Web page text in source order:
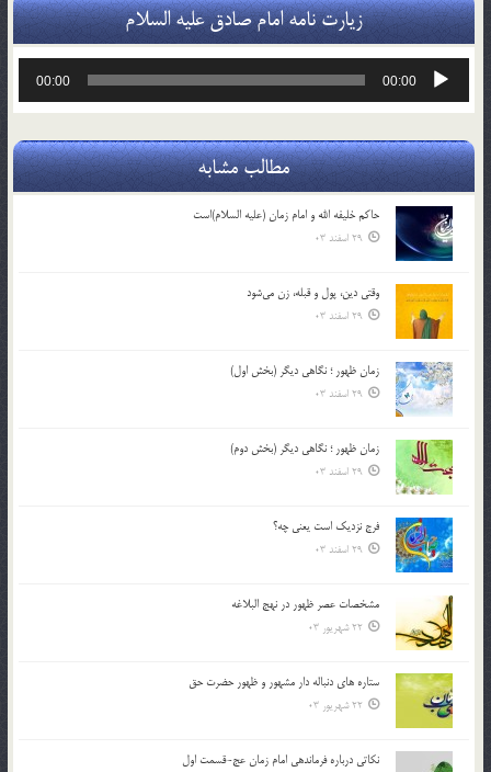
زیارت نامه امام صادق علیه السلام
پخش‌کننده
00:00
00:00
مطالب مشابه
حاکم خليفه الله و امام زمان (علیه السلام)است
29 اسفند 03
وقتی دین، پول و قبله، زن می‌شود
29 اسفند 03
زمان ظهور ؛ نگاهی دیگر (بخش اول)
29 اسفند 03
زمان ظهور ؛ نگاهی دیگر (بخش دوم)
29 اسفند 03
فرج نزدیک است یعنی چه؟
29 اسفند 03
مشخصات عصر ظهور در نهج البلاغه
22 شهریور 03
ستاره های دنباله دار مشهور و ظهور حضرت حق
22 شهریور 03
نکاتى درباره فرماندهى امام زمان عج-قسمت اول